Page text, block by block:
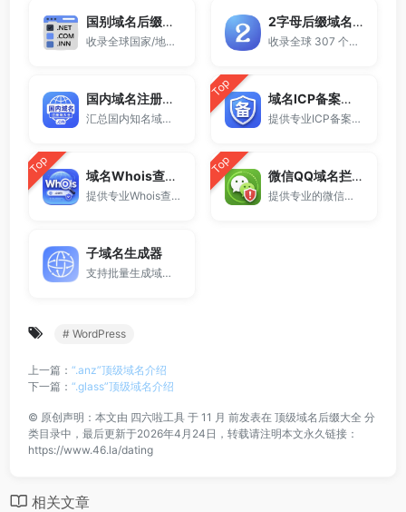
国别域名后缀大全
收录全球国家/地区代码顶级域名。
2字母后缀域名大全
收录全球 307 个两字符域名后缀。
国内域名注册商大全
汇总国内知名域名注册商与服务平台。
Top 域名ICP备案查询
提供专业ICP备案查询与网站备案信息查询服务，支持域名备案号查询、网站是否备案检测及备案信息快速获取，适用于站长工具、域名检测与SEO分析。
Top 域名Whois查询工具
提供专业Whois查询与域名信息查询服务，支持查询域名注册信息、注册商、到期时间及DNS记录，适用于域名检测、SEO分析及站长工具使用。
Top 微信QQ域名拦截检测
提供专业的微信拦截检测、QQ拦截检测、域名被墙检测服务，一键查询网站是否被封、被拦截或被限制访问。
子域名生成器
支持批量生成域名与泛解析子域名，适用于站群部署、SEO测试与开发环境使用。
# WordPress
上一篇： “.anz”顶级域名介绍
下一篇： “.glass”顶级域名介绍
© 原创声明：本文由 四六啦工具 于 11 月 前发表在 顶级域名后缀大全 分
类目录中，最后更新于2026年4月24日，转载请注明本文永久链接：
https://www.46.la/dating
相关文章